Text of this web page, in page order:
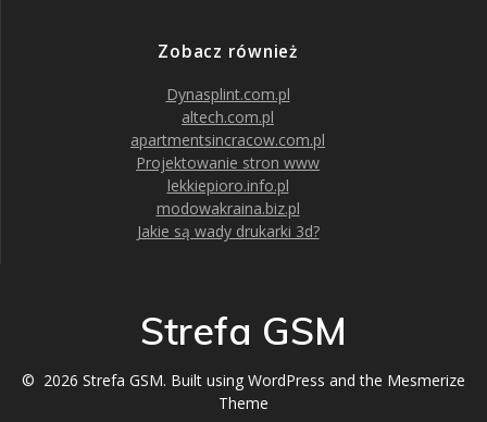
Zobacz również
Dynasplint.com.pl
altech.com.pl
apartmentsincracow.com.pl
Projektowanie stron www
lekkiepioro.info.pl
modowakraina.biz.pl
Jakie są wady drukarki 3d?
Strefa GSM
© 2026 Strefa GSM. Built using WordPress and the Mesmerize
Theme